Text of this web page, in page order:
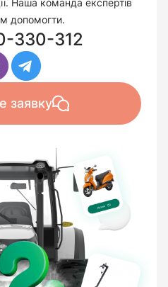
Наша команда експертів
допомогти.
330-312
заявку